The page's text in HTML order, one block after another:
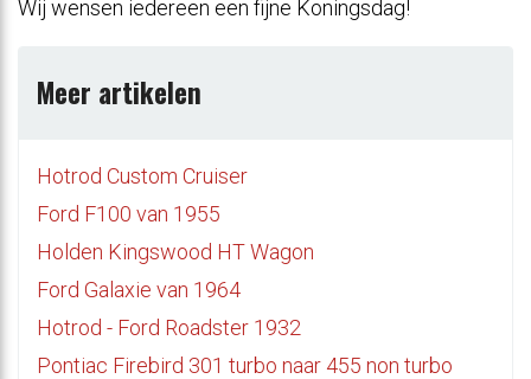
Wij wensen iedereen een fijne Koningsdag!
Meer artikelen
Hotrod Custom Cruiser
Ford F100 van 1955
Holden Kingswood HT Wagon
Ford Galaxie van 1964
Hotrod - Ford Roadster 1932
Pontiac Firebird 301 turbo naar 455 non turbo